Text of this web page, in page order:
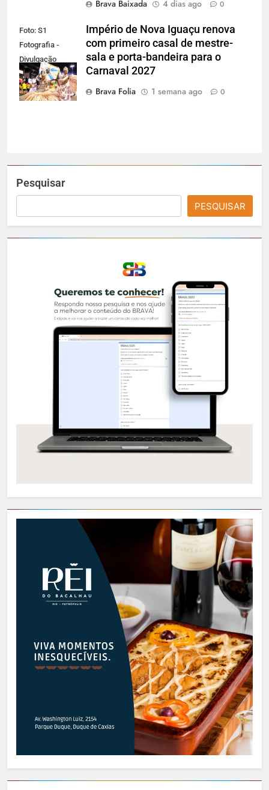
Brava Baixada 4 dias ago 0
Foto: S1
Fotografia -
Divulgação
Gardel
Assessoria
Império de Nova Iguaçu renova
com primeiro casal de mestre-
sala e porta-bandeira para o
Carnaval 2027
Brava Folia
1 semana ago 0
Pesquisar
PESQUISAR